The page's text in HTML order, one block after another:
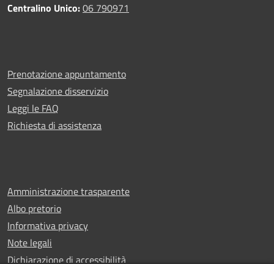
Centralino Unico:06 790971
Prenotazione appuntamento
Segnalazione disservizio
Leggi le FAQ
Richiesta di assistenza
Amministrazione trasparente
Albo pretorio
Informativa privacy
Note legali
Dichiarazione di accessibilità